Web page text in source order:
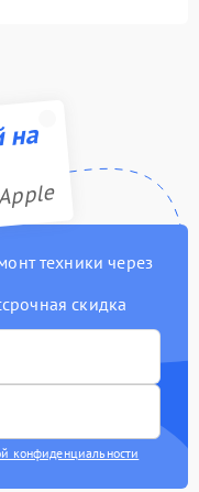
техники через
скидка
конфиденциальности